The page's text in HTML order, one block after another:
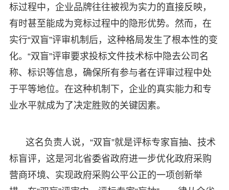
标过程中，企业品牌往往被视为实力的直接反映，
有时甚至能成为竞标过程中的隐形优势。然而，在
实行“双盲”评审机制后，这种格局发生了根本性的变
化。“双盲”评审要求投标文件技术标中隐去公司名
称、标识等信息，确保所有参与者在评审过程中处
于平等地位。在这种机制下，企业的真实能力和专
业水平就成为了决定胜败的关键因素。
这名负责人说，“双盲”就是评标专家盲抽、技术
标盲评，这是河北省委省政府进一步优化政府采购
营商环境、实现政府采购公平公正的一项创新举